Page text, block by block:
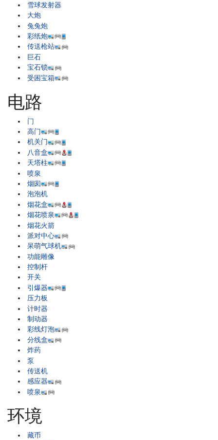
雪球发射器
大炮
兔兔炮
彩纸炮
传送枪站
巨石
宝石锁
受困宝箱
电路
门
高门
机关门
八音盒
天塔柱
喷泉
烟囱
泡泡机
烟花盒
烟花喷泉
烟花火箭
派对中心
呆萌气球机
功能雕像
控制杆
开关
引爆器
压力板
计时器
制动器
彩线灯泡
分线盒
炸药
泵
传送机
感应器
喷泉
环境
藏币